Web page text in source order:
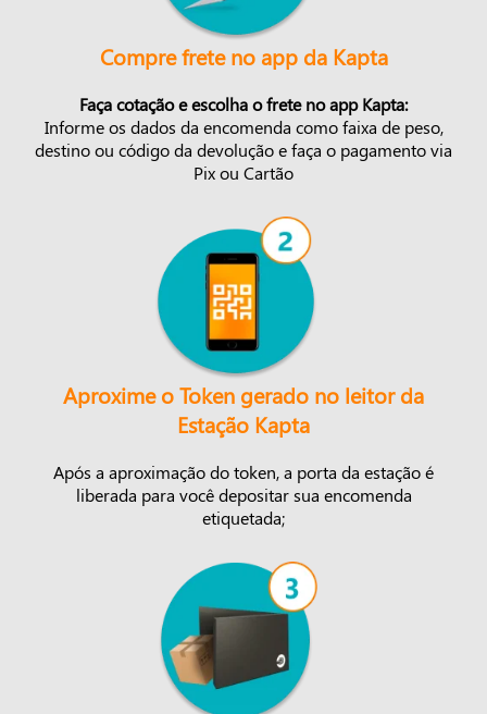
Compre frete no app da Kapta
Faça cotação e escolha o frete no app Kapta:
Informe os dados da encomenda como faixa de peso,
destino ou código da devolução e faça o pagamento via
Pix ou Cartão
Aproxime o Token gerado no leitor da
Estação Kapta
Após a aproximação do token, a porta da estação é
liberada para você depositar sua encomenda
etiquetada;